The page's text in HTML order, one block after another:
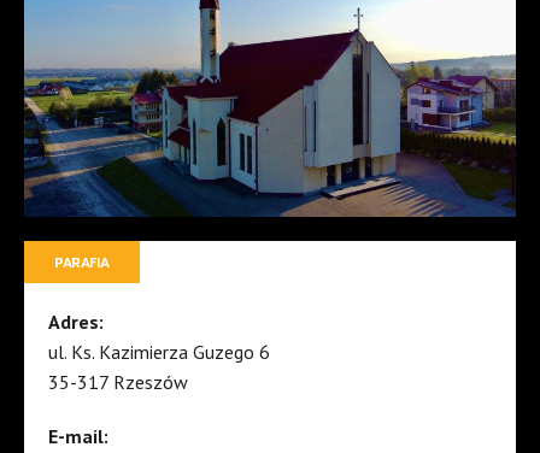
PARAFIA
Adres:
ul. Ks. Kazimierza Guzego 6
35-317 Rzeszów
E-mail: